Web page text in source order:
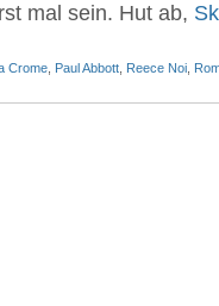
mal sein. Hut ab,
Crome Paul Abbott Reece Noi